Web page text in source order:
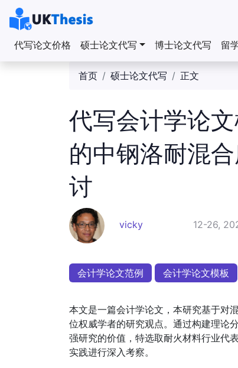
代写论文价格 硕士论文代写 博士论文代写 留
首页 硕士论文代写 正文
代写会计学论
的中钢洛耐混
讨
vicky 12-26,
会计学论文范例 会计学论文模板
本文是一篇会计学论文，本研究基于对
位权威学者的研究观点。通过构建理论
强研究的价值，特选取耐火材料行业代
实践进行深入考察。